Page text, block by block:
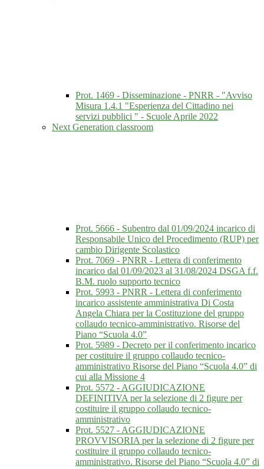
Prot. 1469 - Disseminazione - PNRR - "Avviso
Misura 1.4.1 "Esperienza del Cittadino nei
servizi pubblici " - Scuole Aprile 2022
Next Generation classroom
Prot. 5666 - Subentro dal 01/09/2024 incarico di
Responsabile Unico del Procedimento (RUP) per
cambio Dirigente Scolastico
Prot. 7069 - PNRR - Lettera di conferimento
incarico dal 01/09/2023 al 31/08/2024 DSGA f.f.
B.M. ruolo supporto tecnico
Prot. 5993 - PNRR - Lettera di conferimento
incarico assistente amministrativa Di Costa
Angela Chiara per la Costituzione del gruppo
collaudo tecnico-amministrativo. Risorse del
Piano “Scuola 4.0”
Prot. 5989 - Decreto per il conferimento incarico
per costituire il gruppo collaudo tecnico-
amministrativo Risorse del Piano “Scuola 4.0” di
cui alla Missione 4
Prot. 5572 - AGGIUDICAZIONE
DEFINITIVA per la selezione di 2 figure per
costituire il gruppo collaudo tecnico-
amministrativo
Prot. 5527 - AGGIUDICAZIONE
PROVVISORIA per la selezione di 2 figure per
costituire il gruppo collaudo tecnico-
amministrativo. Risorse del Piano “Scuola 4.0” di